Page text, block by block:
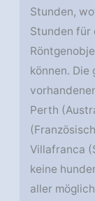
Stunden,
Stunden für
können. Die
Perth
Villafranca
keine
aller